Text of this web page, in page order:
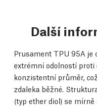
Další
Prusament TPU 95A je
extrémní odolností proti
konzistentní průměr,
zdaleka běžné.
(typ ether diol) se